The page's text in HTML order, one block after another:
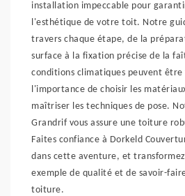
installation impeccable pour
l'esthétique de votre toit. Notre
travers chaque étape, de la
surface à la fixation précise de la
conditions climatiques peuvent être
l'importance de choisir les
maîtriser les techniques de pose.
Grandrif vous assure une toiture
Faites confiance à Dorkeld
dans cette aventure, et
exemple de qualité et de savoir-
toiture.